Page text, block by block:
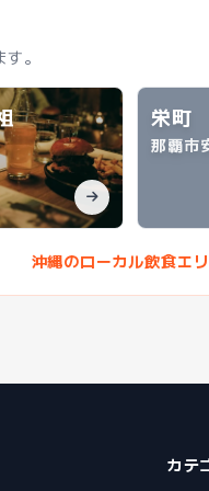
。
栄町
那覇市
沖縄のローカル飲食エ
カテ